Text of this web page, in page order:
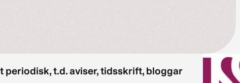
periodisk, t.d. aviser, tidsskrift, bloggar